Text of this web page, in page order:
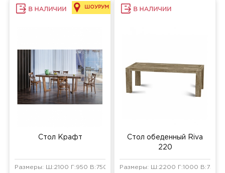
ШОУРУМ
Стол Крафт
Размеры: Ш:2100 Г:950 В:750 мм
Стол обеденный Riva
220
Размеры: Ш:2200 Г:1000 В:750